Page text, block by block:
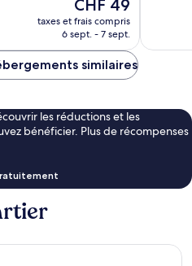
nouveau
prix
de
CHF 49
taxes et frais compris
6 sept. - 7 sept.
similaires
les réductions et les
bénéficier. Plus de récompenses